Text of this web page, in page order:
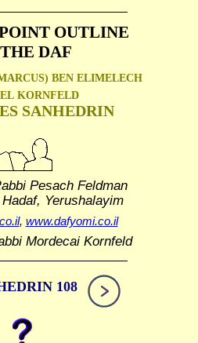
OUTLINE
DAF
BEN ELIMELECH
KORNFELD
SANHEDRIN
Pesach Feldman
Yerushalayim
, www.dafyomi.co.il
Mordecai Kornfeld
108